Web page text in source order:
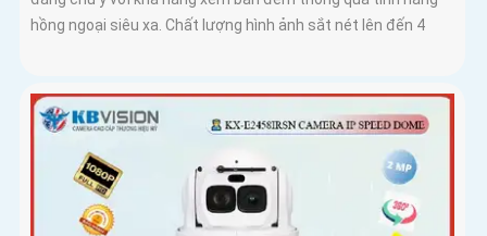
hồng ngoại siêu xa. Chất lượng hình ảnh sắt nét lên đến 4